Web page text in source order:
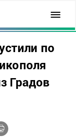
по
Градов